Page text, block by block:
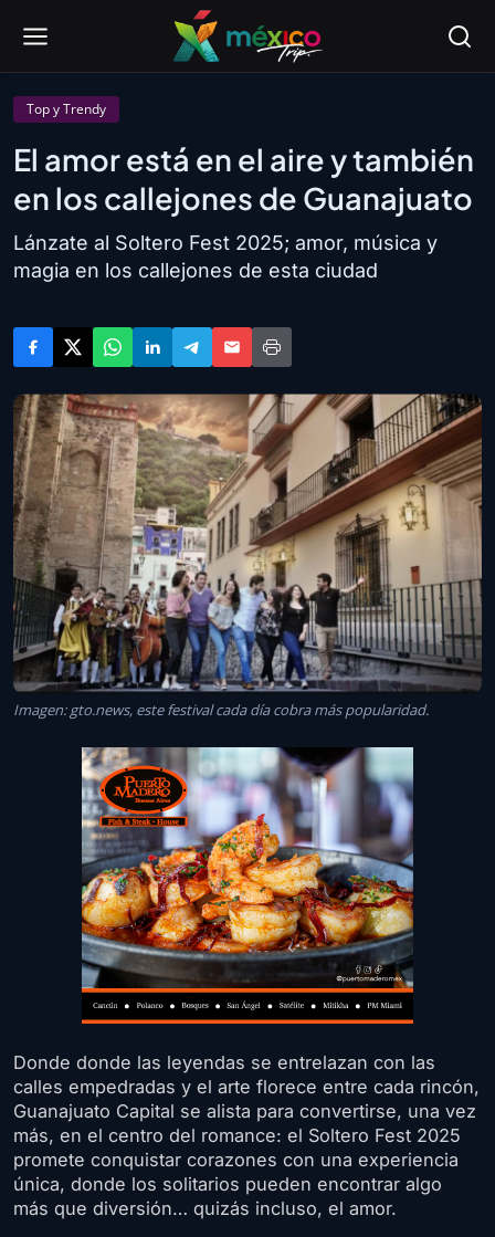
Top y Trendy
El amor está en el aire y también
en los callejones de Guanajuato
Lánzate al Soltero Fest 2025; amor, música y
magia en los callejones de esta ciudad
Imagen: gto.news, este festival cada día cobra más popularidad.
Donde donde las leyendas se entrelazan con las
calles empedradas y el arte florece entre cada rincón,
Guanajuato Capital se alista para convertirse, una vez
más, en el centro del romance: el Soltero Fest 2025
promete conquistar corazones con una experiencia
única, donde los solitarios pueden encontrar algo
más que diversión… quizás incluso, el amor.